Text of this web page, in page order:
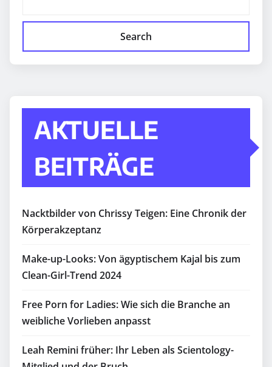
Search
AKTUELLE
BEITRÄGE
Nacktbilder von Chrissy Teigen: Eine Chronik der
Körperakzeptanz
Make-up-Looks: Von ägyptischem Kajal bis zum
Clean-Girl-Trend 2024
Free Porn for Ladies: Wie sich die Branche an
weibliche Vorlieben anpasst
Leah Remini früher: Ihr Leben als Scientology-